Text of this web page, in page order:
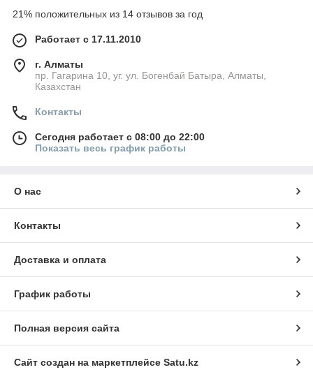
21% положительных из 14 отзывов за год
Работает с 17.11.2010
г. Алматы
пр. Гагарина 10, уг. ул. Богенбай Батыра, Алматы,
Казахстан
Контакты
Сегодня работает с 08:00 до 22:00
Показать весь график работы
О нас
Контакты
Доставка и оплата
График работы
Полная версия сайта
Сайт создан на маркетплейсе Satu.kz